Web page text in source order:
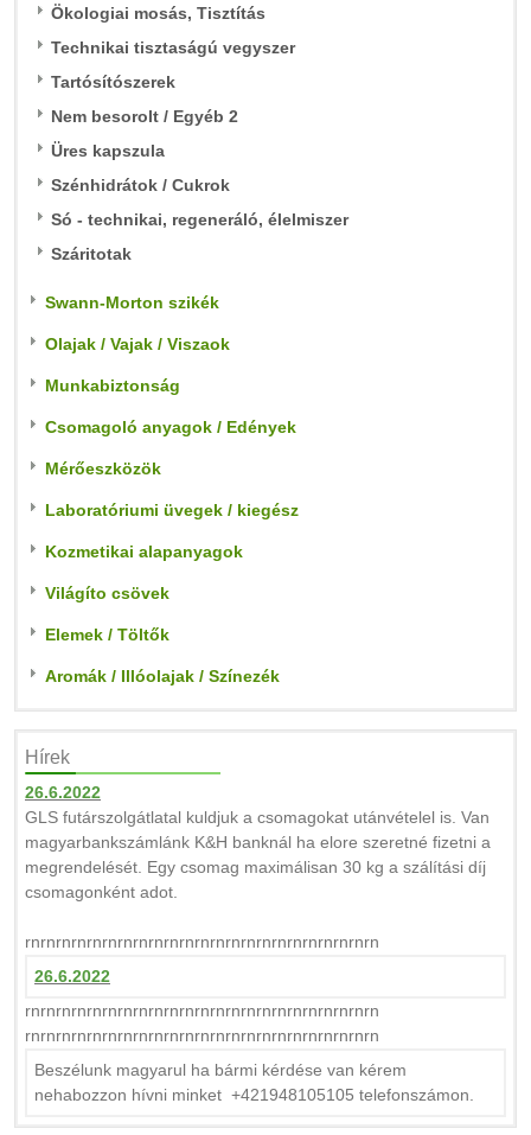
Ökologiai mosás, Tisztítás
Technikai tisztaságú vegyszer
Tartósítószerek
Nem besorolt / Egyéb 2
Üres kapszula
Szénhidrátok / Cukrok
Só - technikai, regeneráló, élelmiszer
Száritotak
Swann-Morton szikék
Olajak / Vajak / Viszaok
Munkabiztonság
Csomagoló anyagok / Edények
Mérőeszközök
Laboratóriumi üvegek / kiegész
Kozmetikai alapanyagok
Világíto csövek
Elemek / Töltők
Aromák / Illóolajak / Színezék
Hírek
26.6.2022
GLS futárszolgátlatal kuldjuk a csomagokat utánvételel is. Van
magyarbankszámlánk K&H banknál ha elore szeretné fizetni a
megrendelését. Egy csomag maximálisan 30 kg a szálítási díj
csomagonként adot.
rnrnrnrnrnrnrnrnrnrnrnrnrnrnrnrnrnrnrnrnrnrnrn
26.6.2022
rnrnrnrnrnrnrnrnrnrnrnrnrnrnrnrnrnrnrnrnrnrnrn
rnrnrnrnrnrnrnrnrnrnrnrnrnrnrnrnrnrnrnrnrnrnrn
Beszélunk magyarul ha bármi kérdése van kérem
nehabozzon hívni minket +421948105105 telefonszámon.